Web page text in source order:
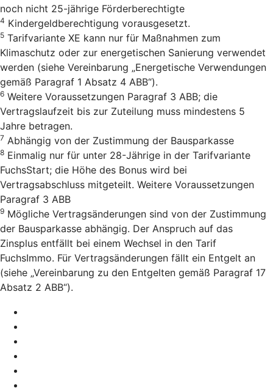
noch nicht 25-jährige Förderberechtigte
4 Kindergeldberechtigung vorausgesetzt.
5 Tarifvariante XE kann nur für Maßnahmen zum
Klimaschutz oder zur energetischen Sanierung verwendet
werden (siehe Vereinbarung „Energetische Verwendungen
gemäß Paragraf 1 Absatz 4 ABB“).
6 Weitere Voraussetzungen Paragraf 3 ABB; die
Vertragslaufzeit bis zur Zuteilung muss mindestens 5
Jahre betragen.
7 Abhängig von der Zustimmung der Bausparkasse
8 Einmalig nur für unter 28-Jährige in der Tarifvariante
FuchsStart; die Höhe des Bonus wird bei
Vertragsabschluss mitgeteilt. Weitere Voraussetzungen
Paragraf 3 ABB
9 Mögliche Vertragsänderungen sind von der Zustimmung
der Bausparkasse abhängig. Der Anspruch auf das
Zinsplus entfällt bei einem Wechsel in den Tarif
FuchsImmo. Für Vertragsänderungen fällt ein Entgelt an
(siehe „Vereinbarung zu den Entgelten gemäß Paragraf 17
Absatz 2 ABB“).